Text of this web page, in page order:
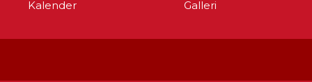
Kalender
Galleri